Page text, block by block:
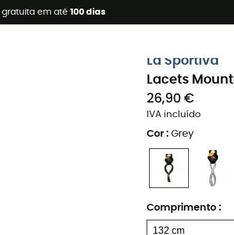
gratuita em até 100 dias
partir de 2 produtos* com o código Summer5
La Sportiva
Lacets
26,90 €
IVA incluído
Cor : Grey
Comprimento :